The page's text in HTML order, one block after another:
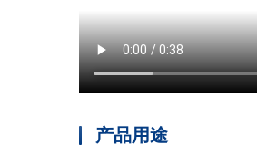
产品用途